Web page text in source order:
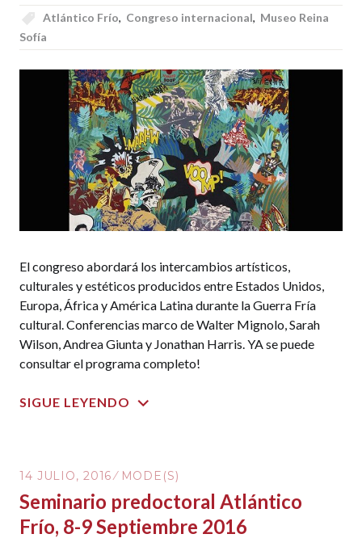
Atlántico Frío, Congreso internacional, Museo Reina
Sofía
El congreso abordará los intercambios artísticos,
culturales y estéticos producidos entre Estados Unidos,
Europa, África y América Latina durante la Guerra Fría
cultural. Conferencias marco de Walter Mignolo, Sarah
Wilson, Andrea Giunta y Jonathan Harris. YA se puede
consultar el programa completo!
SIGUE LEYENDO
14 JULIO, 2016 MODE(S)
Seminario predoctoral Atlántico
Frío, 8-9 Septiembre 2016